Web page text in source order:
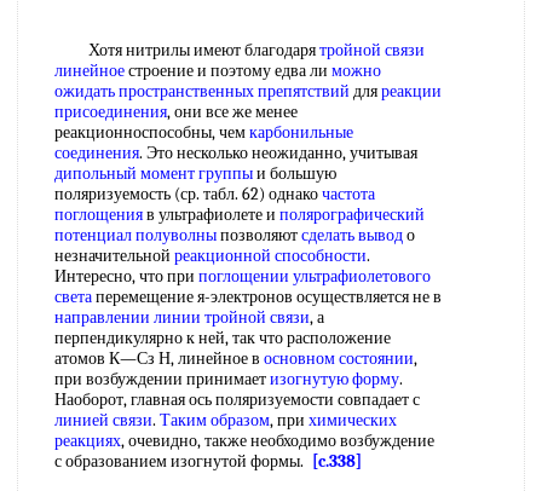
Хотя нитрилы имеют благодарятройной связи
линейноестроение и поэтому едва ли можно
ожидатьпространственных препятствий дляреакции
присоединения, они все же менее
реакционноспособны, чемкарбонильные
соединения. Это несколько неожиданно, учитывая
дипольный момент группыи большую
поляризуемость (ср. табл. 62) однакочастота
поглощенияв ультрафиолете и полярографический
потенциал полуволныпозволяютсделать выводо
незначительной реакционной способности.
Интересно, что при поглощении ультрафиолетового
светаперемещение я-электронов осуществляется не в
направлении линии тройной связи, а
перпендикулярно к ней, так что расположение
атомов К—Сз Н, линейное в основном состоянии,
при возбуждении принимаетизогнутую форму.
Наоборот, главная ось поляризуемости совпадает с
линией связи. Таким образом, при химических
реакциях, очевидно, также необходимо возбуждение
с образованием изогнутой формы.
[c.338]